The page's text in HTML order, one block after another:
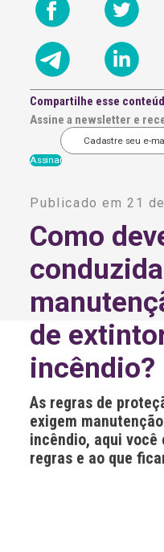
Compartilhe esse
Assine a newsletter e
t
r
n
t
v
:
Publicado em 21
Como
de
incêndio?
As regras de
exigem
incêndio, aqui
regras e ao que